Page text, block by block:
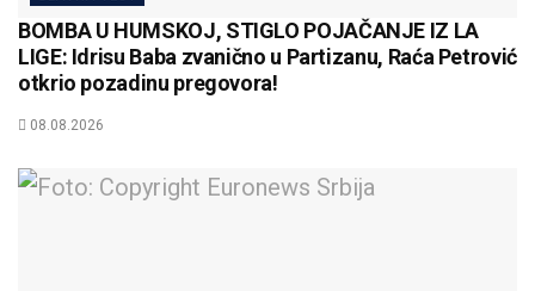
BOMBA U HUMSKOJ, STIGLO POJAČANJE IZ LA
LIGE: Idrisu Baba zvanično u Partizanu, Raća Petrović
otkrio pozadinu pregovora!
08.08.2026